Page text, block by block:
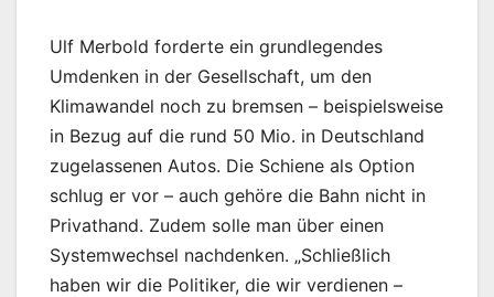
Ulf Merbold forderte ein grundlegendes
Umdenken in der Gesellschaft, um den
Klimawandel noch zu bremsen – beispielsweise
in Bezug auf die rund 50 Mio. in Deutschland
zugelassenen Autos. Die Schiene als Option
schlug er vor – auch gehöre die Bahn nicht in
Privathand. Zudem solle man über einen
Systemwechsel nachdenken. „Schließlich
haben wir die Politiker, die wir verdienen –